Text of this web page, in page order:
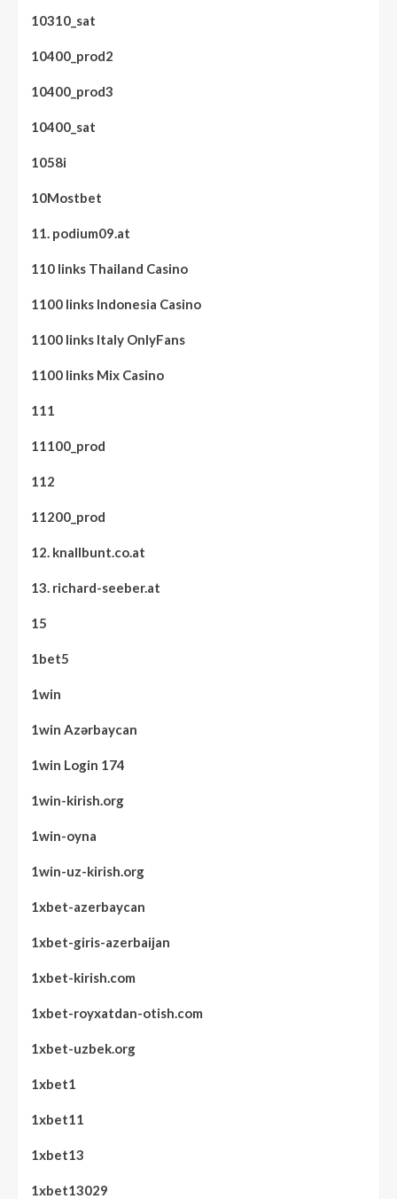
10310_sat
10400_prod2
10400_prod3
10400_sat
1058i
10Mostbet
11. podium09.at
110 links Thailand Casino
1100 links Indonesia Casino
1100 links Italy OnlyFans
1100 links Mix Casino
111
11100_prod
112
11200_prod
12. knallbunt.co.at
13. richard-seeber.at
15
1bet5
1win
1win Azərbaycan
1win Login 174
1win-kirish.org
1win-oyna
1win-uz-kirish.org
1xbet-azerbaycan
1xbet-giris-azerbaijan
1xbet-kirish.com
1xbet-royxatdan-otish.com
1xbet-uzbek.org
1xbet1
1xbet11
1xbet13
1xbet13029